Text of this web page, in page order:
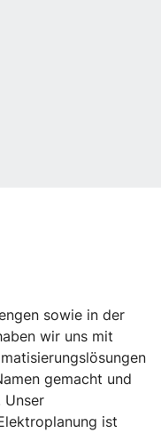
sowie in der
wir uns mit
gemacht und
Unser
ist